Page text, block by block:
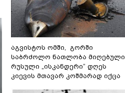
აგვისტოს ომში, გორში
საბრძოლო ნათლობა მიღებული
რუსული „ისკანდერი“ დღეს
კიევის მთავარ კოშმარად იქცა